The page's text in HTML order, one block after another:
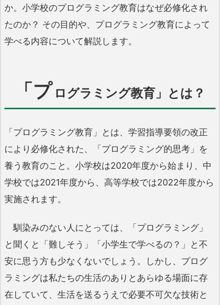
か。小学校のプログラミング教育はなぜ必修化され
たのか？ その目的や、プログラミング教育によって
学べる内容について解説します。
「プ ログラミング教育」とは？
「プログラミング教育」とは、学習指導要領の改正
により必修化された、「プログラミング的思考」を
養う教育のこと。小学校は2020年度から始まり、中
学校では2021年度から、高等学校では2022年度から
実施されます。
馴染みのない人にとっては、「プログラミング」
と聞くと「難しそう」「小学生で学べるの？」と不
安に思う方も少なくないでしょう。しかし、プログ
ラミングは私たちの生活のありとあらゆる場面に存
在していて、生活を送るうえで必要不可欠な技術と